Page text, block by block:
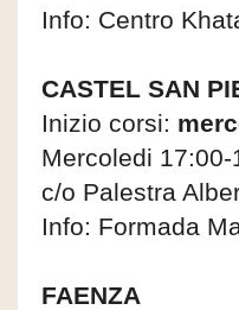
Info: Centro
CASTEL SAN
Inizio corsi:
Mercoledi 17:00-
c/o Palestra
Info: Formada
FAENZA